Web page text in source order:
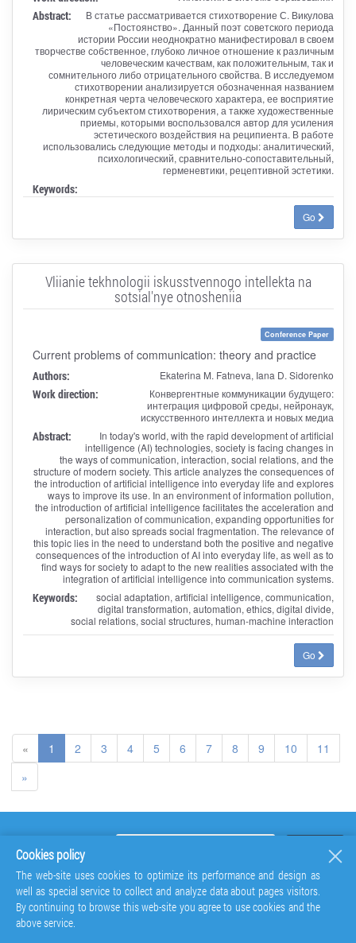
Abstract:
В статье рассматривается стихотворение С. Викулова
«Постоянство». Данный поэт советского периода
истории России неоднократно манифестировал в своем
творчестве собственное, глубоко личное отношение к различным
человеческим качествам, как положительным, так и
сомнительного либо отрицательного свойства. В исследуемом
стихотворении анализируется обозначенная названием
конкретная черта человеческого характера, ее восприятие
лирическим субъектом стихотворения, а также художественные
приемы, которыми воспользовался автор для усиления
эстетического воздействия на реципиента. В работе
использовались следующие методы и подходы: аналитический,
психологический, сравнительно-сопоставительный,
герменевтики, рецептивной эстетики.
Keywords:
Go
Vliianie tekhnologii iskusstvennogo intellekta na
sotsial'nye otnosheniia
Conference Paper
Current problems of communication: theory and practice
Authors: Ekaterina M. Fatneva, Iana D. Sidorenko
Work direction:
Конвергентные коммуникации будущего:
интеграция цифровой среды, нейронаук,
искусственного интеллекта и новых медиа
Abstract:
In today's world, with the rapid development of artificial
intelligence (AI) technologies, society is facing changes in
the ways of communication, interaction, social relations, and the
structure of modern society. This article analyzes the consequences of
the introduction of artificial intelligence into everyday life and explores
ways to improve its use. In an environment of information pollution,
the introduction of artificial intelligence facilitates the acceleration and
personalization of communication, expanding opportunities for
interaction, but also spreads social fragmentation. The relevance of
this topic lies in the need to understand both the positive and negative
consequences of the introduction of AI into everyday life, as well as to
find ways for society to adapt to the new realities associated with the
integration of artificial intelligence into communication systems.
Keywords:
social adaptation, artificial intelligence, communication,
digital transformation, automation, ethics, digital divide,
social relations, social structures, human-machine interaction
Go
« 1 2 3 4 5 6 7 8 9 10
11
»
Cookies policy
The web-site uses cookies to optimize its performance and design as
well as special service to collect and analyze data about pages visitors.
By continuing to browse this web-site you agree to use cookies and the
above service.